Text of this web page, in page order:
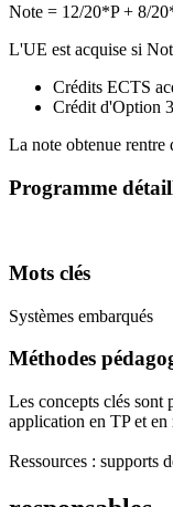
Note = 12/20*P + 8/
L'UE est acquise si
Crédits ECTS
Crédit d'Option
La note obtenue rentre
Programme
Mots clés
Systèmes embarqués
Méthodes
Les concepts clés sont
application en TP et
Ressources : supports